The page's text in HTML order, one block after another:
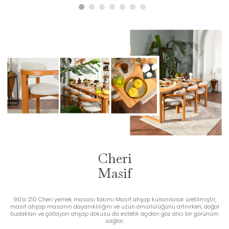
Cheri
Masif
90’a 210 Cheri yemek masası takımı Masif ahşap kullanılarak üretilmiştir,
masif ahşap masanın dayanıklılığını ve uzun ömürlülüğünü artırırken, doğal
budakları ve çatlayan ahşap dokusu da estetik açıdan göz alıcı bir görünüm
sağlar.